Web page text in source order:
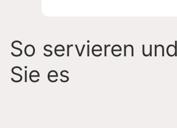
So servieren
Sie es